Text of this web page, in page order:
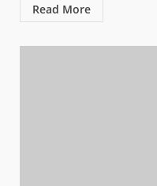
Read More